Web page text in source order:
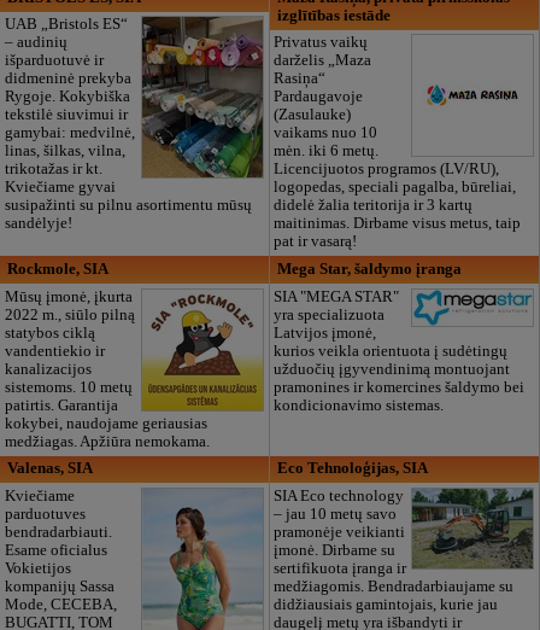
UAB „Bristols ES“
– audinių
išparduotuvė ir
didmeninė prekyba
Rygoje. Kokybiška
tekstilė siuvimui ir
gamybai: medvilnė,
linas, šilkas, vilna,
trikotažas ir kt.
Kviečiame gyvai
susipažinti su pilnu asortimentu mūsų
sandėlyje!
izglītības iestāde
Privatus vaikų
darželis „Maza
Rasiņa“
Pardaugavoje
(Zasulauke)
vaikams nuo 10
mėn. iki 6 metų.
Licencijuotos programos (LV/RU),
logopedas, speciali pagalba, būreliai,
didelė žalia teritorija ir 3 kartų
maitinimas. Dirbame visus metus, taip
pat ir vasarą!
Rockmole, SIA
Mūsų įmonė, įkurta
2022 m., siūlo pilną
statybos ciklą
vandentiekio ir
kanalizacijos
sistemoms. 10 metų
patirtis. Garantija
kokybei, naudojame geriausias
medžiagas. Apžiūra nemokama.
Mega Star, šaldymo įranga
SIA "MEGA STAR"
yra specializuota
Latvijos įmonė,
kurios veikla orientuota į sudėtingų
užduočių įgyvendinimą montuojant
pramonines ir komercines šaldymo bei
kondicionavimo sistemas.
Valenas, SIA
Kviečiame
parduotuves
bendradarbiauti.
Esame oficialus
Vokietijos
kompanijų Sassa
Mode, CECEBA,
BUGATTI, TOM
Eco Tehnoloģijas, SIA
SIA Eco technology
– jau 10 metų savo
pramonėje veikianti
įmonė. Dirbame su
sertifikuota įranga ir
medžiagomis. Bendradarbiaujame su
didžiausiais gamintojais, kurie jau
daugelį metų yra išbandyti ir